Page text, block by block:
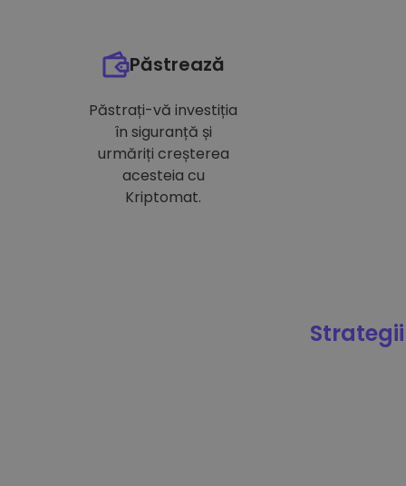
Păstrează
Păstrați-vă investiția
în siguranță și
urmăriți creșterea
acesteia cu
Kriptomat.